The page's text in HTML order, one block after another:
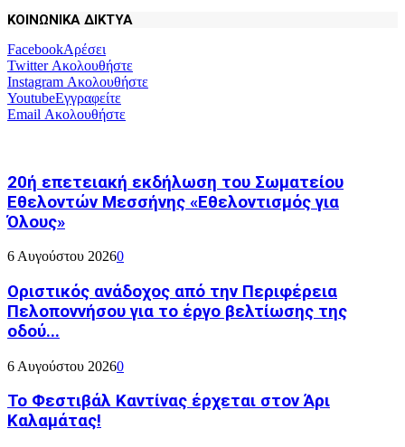
ΚΟΙΝΩΝΙΚΑ ΔΙΚΤΥΑ
FacebookΑρέσει
TwitterΑκολουθήστε
Instagram Ακολουθήστε
YoutubeΕγγραφείτε
Email Ακολουθήστε
20ή επετειακή εκδήλωση του Σωματείου
Εθελοντών Μεσσήνης «Εθελοντισμός για
Όλους»
6 Αυγούστου 20260
Οριστικός ανάδοχος από την Περιφέρεια
Πελοποννήσου για το έργο βελτίωσης της
οδού...
6 Αυγούστου 20260
Το Φεστιβάλ Καντίνας έρχεται στον Άρι
Καλαμάτας!